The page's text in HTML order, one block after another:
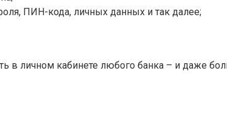
ПИН-кода, личных данных и так далее;
кабинете любого банка – и даже